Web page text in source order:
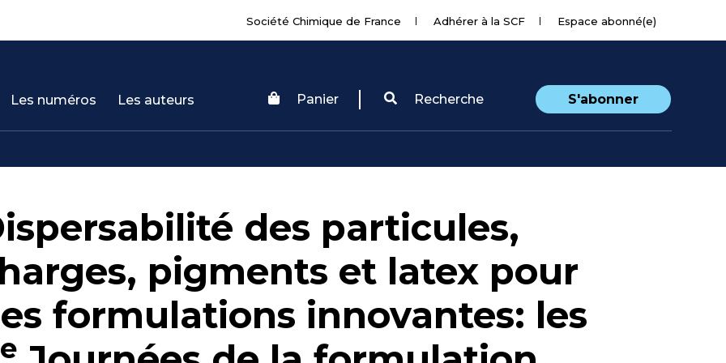
Société Chimique de France Adhérer à la SCF Espace abonné(e)
Les numéros Les auteurs Panier Recherche S'abonner
des particules,
pigments et latex pour
formulations innovantes: les
e